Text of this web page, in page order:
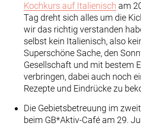
Kochkurs auf Italienisch am
Tag dreht sich alles um die
wir das richtig verstanden
selbst kein Italienisch, also
Superschöne Sache, den
Gesellschaft und mit bestem
verbringen, dabei auch noch
Rezepte und Eindrücke zu
Die Gebietsbetreuung im
beim GB*Aktiv-Café am 29.